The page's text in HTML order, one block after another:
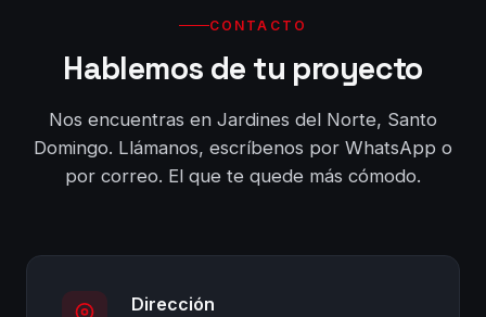
CONTACTO
Hablemos de tu proyecto
Nos encuentras en Jardines del Norte, Santo
Domingo. Llámanos, escríbenos por WhatsApp o
por correo. El que te quede más cómodo.
Dirección